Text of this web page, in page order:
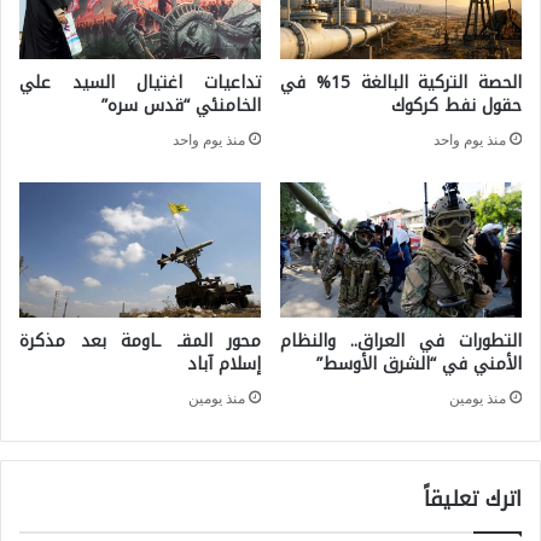
س
ا
ئ
ل
ي
ة
)
ل
ل
س
ة
ف
ي
ا
م
و
ج
ه
ع
س
الحصة التركية البالغة 15% في
حقول نفط كركوك
منذ يوم واحد
تداعيات اغتيال السيد علي
الخامنئي “قدس سره”
منذ يوم واحد
التطورات في العراق.. والنظام
الأمني في “الشرق الأوسط”
منذ يومين
محور المقـ ـاومة بعد مذكرة
إسلام آباد
منذ يومين
اترك تعليقاً